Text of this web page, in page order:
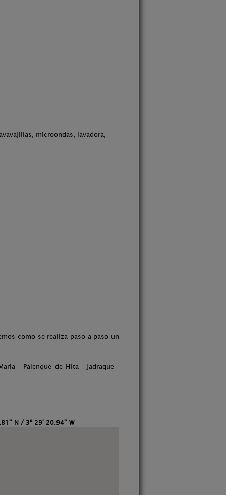
microondas, lavadora,
como se realiza paso a paso un
- Palenque de Hita - Jadraque -
N / 3º 29' 20.94'' W